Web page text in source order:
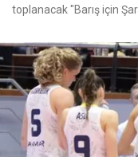
toplanacak "Barış için